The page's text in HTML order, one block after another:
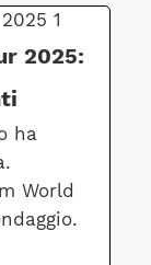
2025:
ha
World